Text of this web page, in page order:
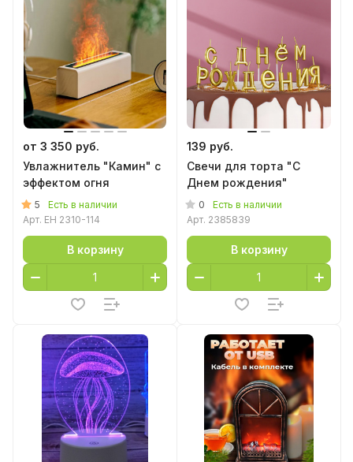
от 3 350 руб.
Увлажнитель "Камин" с
эффектом огня
5
Есть в наличии
Арт. EH 2310-114
В корзину
139 руб.
Свечи для торта "С
Днем рождения"
0
Есть в наличии
Арт. 2385839
В корзину